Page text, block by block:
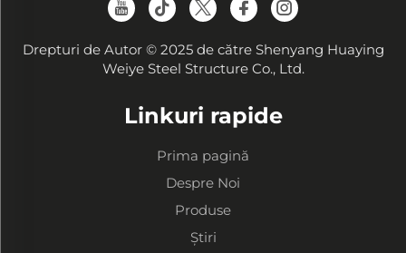
Drepturi de Autor © 2025 de către Shenyang Huaying
Weiye Steel Structure Co., Ltd.
Linkuri rapide
Prima pagină
Despre Noi
Produse
Știri